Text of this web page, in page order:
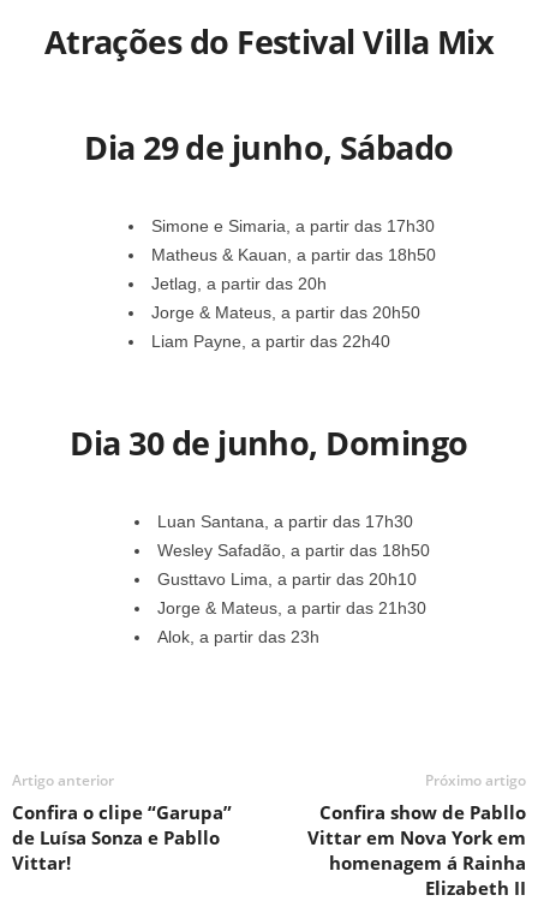
Atrações do Festival Villa Mix
Dia 29 de junho, Sábado
Simone e Simaria, a partir das 17h30
Matheus & Kauan, a partir das 18h50
Jetlag, a partir das 20h
Jorge & Mateus, a partir das 20h50
Liam Payne, a partir das 22h40
Dia 30 de junho, Domingo
Luan Santana, a partir das 17h30
Wesley Safadão, a partir das 18h50
Gusttavo Lima, a partir das 20h10
Jorge & Mateus, a partir das 21h30
Alok, a partir das 23h
Artigo anterior
Confira o clipe “Garupa”
de Luísa Sonza e Pabllo
Vittar!
Próximo artigo
Confira show de Pabllo
Vittar em Nova York em
homenagem á Rainha
Elizabeth II